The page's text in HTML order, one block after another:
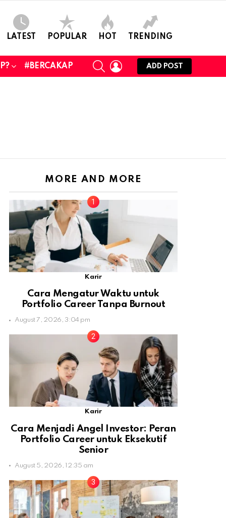
LATEST POPULAR HOT TRENDING
#BERCAKAP
SEARCHLOGIN
ADD POST
MORE AND MORE
Karir
Cara Mengatur Waktu untuk
Portfolio Career Tanpa Burnout
August 7, 2026, 3:04 pm
Karir
Cara Menjadi Angel Investor: Peran
Portfolio Career untuk Eksekutif
Senior
August 5, 2026, 12:35 am